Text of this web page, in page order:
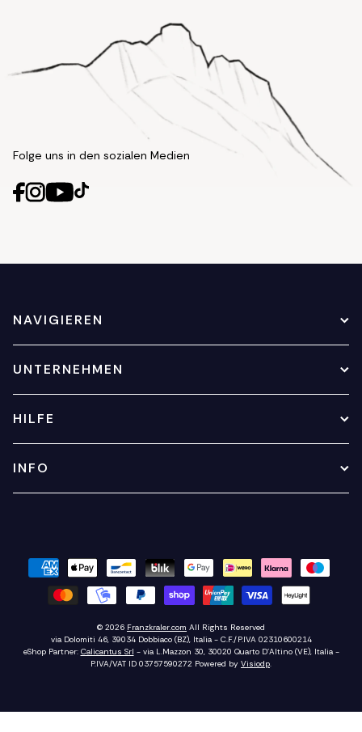
Folge uns in den sozialen Medien
NAVIGIEREN
UNTERNEHMEN
HILFE
INFO
© 2026 Franzkraler.com All Rights Reserved
via Dolomiti 46, 39034 Dobbiaco (BZ), Italia - C.F./P.IVA 02310600214
eShop Partner: Calicantus Srl - via L.Mazzon 30, 30020 Quarto D'Altino (VE), Italia -
P.IVA/VAT ID 03757590272 Powered by Visiodp.